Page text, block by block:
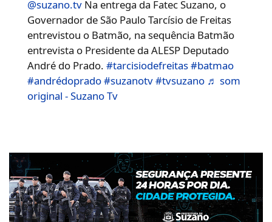
@suzano.tv Na entrega da Fatec Suzano, o
Governador de São Paulo Tarcísio de Freitas
entrevistou o Batmão, na sequência Batmão
entrevista o Presidente da ALESP Deputado
André do Prado.#tarcisiodefreitas#batmao
#andrédoprado#suzanotv#tvsuzano ♬ som
original - Suzano Tv